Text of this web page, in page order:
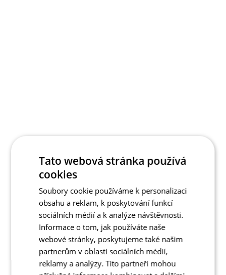
Tato webová stránka používá
cookies
Soubory cookie používáme k personalizaci
obsahu a reklam, k poskytování funkcí
sociálních médií a k analýze návštěvnosti.
Informace o tom, jak používáte naše
webové stránky, poskytujeme také našim
partnerům v oblasti sociálních médií,
reklamy a analýzy. Tito partneři mohou